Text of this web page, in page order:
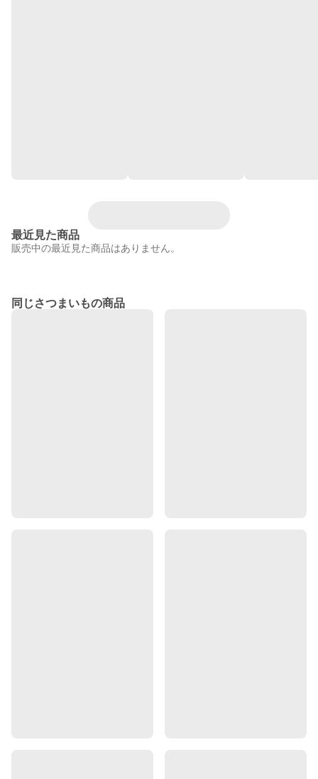
最近見た商品
販売中の最近見た商品はありません。
同じさつまいもの商品